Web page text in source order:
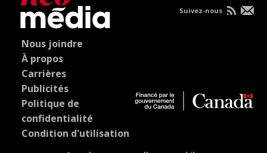
Nous joindre
À propos
Carrières
Publicités
Politique de
confidentialité
Condition d'utilisation
Suivez-nous